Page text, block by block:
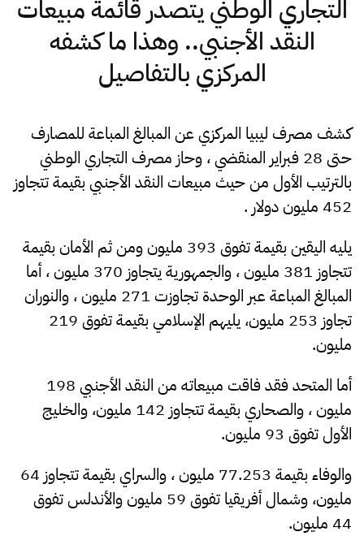
التجاري الوطني يتصدر قائمة مبيعات
النقد الأجنبي.. وهذا ما كشفه
المركزي بالتفاصيل
كشف مصرف ليبيا المركزي عن المبالغ المباعة للمصارف
حتى 28 فبراير المنقضي ، وحاز مصرف التجاري الوطني
بالترتيب الأول من حيث مبيعات النقد الأجنبي بقيمة تتجاوز
452 مليون دولار .
يليه اليقين بقيمة تفوق 393 مليون ومن ثم الأمان بقيمة
تتجاوز 381 مليون ، والجمهورية يتجاوز 370 مليون ، أما
المبالغ المباعة عبر الوحدة تجاوزت 271 مليون ، والنوران
تجاوز 253 مليون، يليهم الإسلامي بقيمة تفوق 219
مليون.
أما المتحد فقد فاقت مبيعاته من النقد الأجنبي 198
مليون ، والصحاري بقيمة تتجاوز 142 مليون، والخليج
الأول تفوق 93 مليون.
والوفاء بقيمة 77.253 مليون ، والسراي بقيمة تتجاوز 64
مليون، وشمال أفريقيا تفوق 59 مليون والأندلس تفوق
44 مليون.